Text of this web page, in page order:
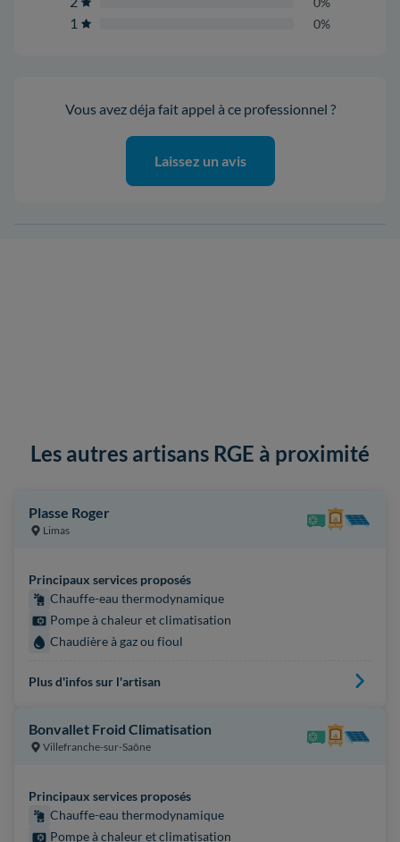
1 0%
Vous avez déja fait appel à ce professionnel ?
Laissez un avis
Les autres artisans RGE à proximité
Plasse Roger
Limas
Principaux services proposés
Chauffe-eau thermodynamique
Pompe à chaleur et climatisation
Chaudière à gaz ou fioul
Plus d'infos sur l'artisan
Bonvallet Froid Climatisation
Villefranche-sur-Saône
Principaux services proposés
Chauffe-eau thermodynamique
Pompe à chaleur et climatisation